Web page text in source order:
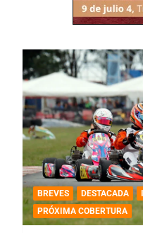
BREVES DESTACADA
PRÓXIMA COBERTURA